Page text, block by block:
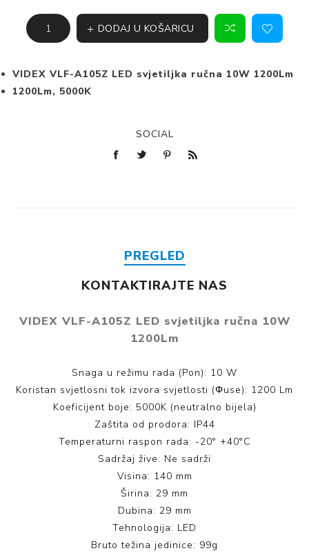
DODAJ U KOŠARICU
VIDEX VLF-A105Z LED svjetiljka ručna 10W 1200Lm
1200Lm, 5000K
SOCIAL
PREGLED
KONTAKTIRAJTE NAS
VIDEX VLF-A105Z LED svjetiljka ručna 10W
1200Lm
Snaga u režimu rada (Pon): 10 W
Koristan svjetlosni tok izvora svjetlosti (Φuse): 1200 Lm
Koeficijent boje: 5000K (neutralno bijela)
Zaštita od prodora: IP44
Temperaturni raspon rada: -20° +40°C
Sadržaj žive: Ne sadrži
Visina: 140 mm
Širina: 29 mm
Dubina: 29 mm
Tehnologija: LED
Bruto težina jedinice: 99g